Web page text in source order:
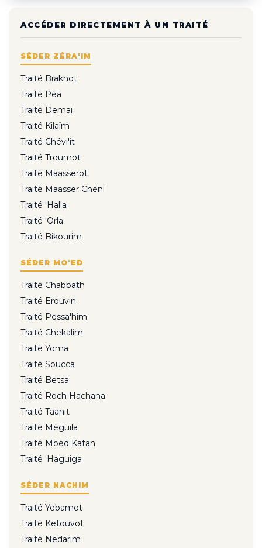
ACCÉDER DIRECTEMENT À UN TRAITÉ
SÉDER ZÉRA'IM
Traité Brakhot
Traité Péa
Traité Demaï
Traité Kilaïm
Traité Chévi'it
Traité Troumot
Traité Maasserot
Traité Maasser Chéni
Traité 'Halla
Traité 'Orla
Traité Bikourim
SÉDER MO'ED
Traité Chabbath
Traité Erouvin
Traité Pessa'him
Traité Chekalim
Traité Yoma
Traité Soucca
Traité Betsa
Traité Roch Hachana
Traité Taanit
Traité Méguila
Traité Moèd Katan
Traité 'Haguiga
SÉDER NACHIM
Traité Yebamot
Traité Ketouvot
Traité Nedarim